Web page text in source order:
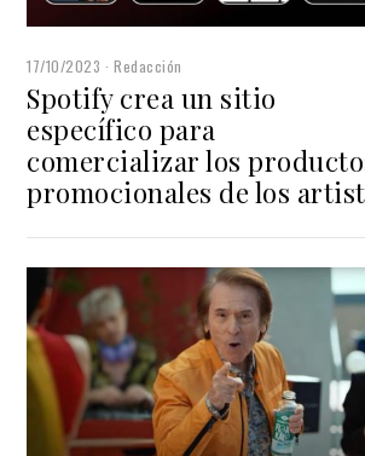
17/10/2023 Redacción
Spotify crea un sitio
específico para
comercializar los
promocionales de los